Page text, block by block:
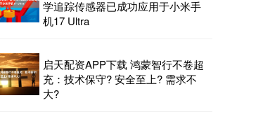
学追踪传感器已成功应用于小米手
机17 Ultra
启天配资APP下载 鸿蒙智行不卷超
充：技术保守? 安全至上? 需求不
大?